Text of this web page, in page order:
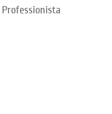
Professionista